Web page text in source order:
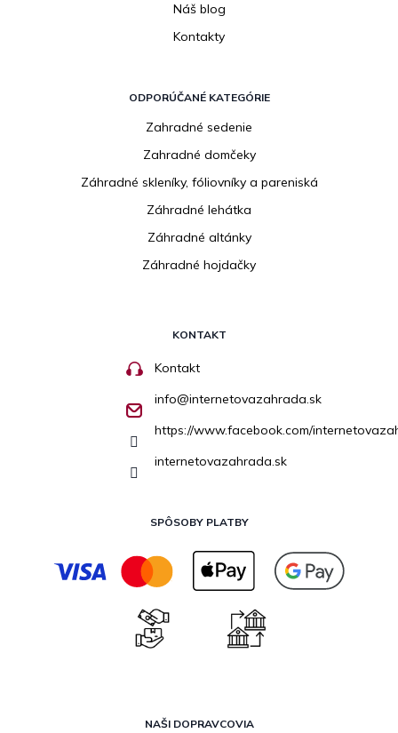
Náš blog
Kontakty
ODPORÚČANÉ KATEGÓRIE
Zahradné sedenie
Zahradné domčeky
Záhradné skleníky, fóliovníky a pareniská
Záhradné lehátka
Záhradné altánky
Záhradné hojdačky
KONTAKT
Kontakt
info@internetovazahrada.sk
https://www.facebook.com/
internetovazahrada.sk
SPÔSOBY PLATBY
NAŠI DOPRAVCOVIA